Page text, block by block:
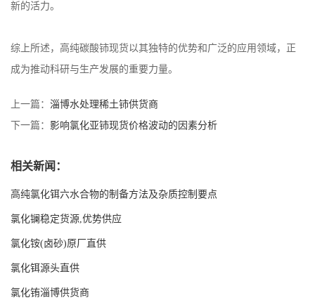
新的活力。
综上所述，高纯碳酸铈现货以其独特的优势和广泛的应用领域，正
成为推动科研与生产发展的重要力量。
上一篇： 淄博水处理稀土铈供货商
下一篇： 影响氯化亚铈现货价格波动的因素分析
相关新闻：
高纯氯化铒六水合物的制备方法及杂质控制要点
氯化镧稳定货源,优势供应
氯化铵(卤砂)原厂直供
氯化铒源头直供
氯化铕淄博供货商